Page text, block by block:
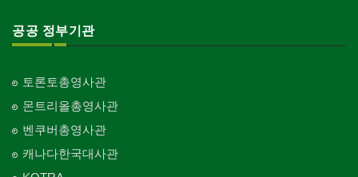
공공 정부기관
토론토총영사관
몬트리올총영사관
벤쿠버총영사관
캐나다한국대사관